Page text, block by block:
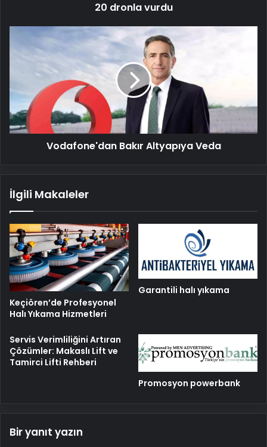
20 dronla vurdu
Vodafone'dan
Altyapıya
Vodafone'dan Bakır Altyapıya Veda
İlgili Makaleler
Keçiören’de Profesyonel
Halı Yıkama Hizmetleri
Garantili halı yıkama
Servis Verimliliğini Artıran
Çözümler: Makaslı Lift ve
Tamirci Lifti Rehberi
Promosyon powerbank
Bir yanıt yazın